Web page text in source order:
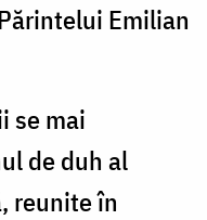
Emilian
se mai
de duh al
reunite în